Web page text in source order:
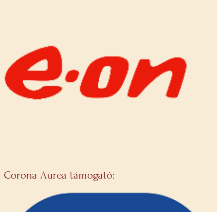
Corona Aurea támogató: